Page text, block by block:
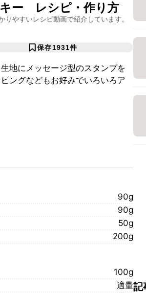
ー レシピ・作り方
りやすいレシピ動画で紹介しています。
保存1931件
地にメッセージ型のスタンプを
ングなどもお好みでいろいろア
90g
90g
50g
200g
100g
適量記